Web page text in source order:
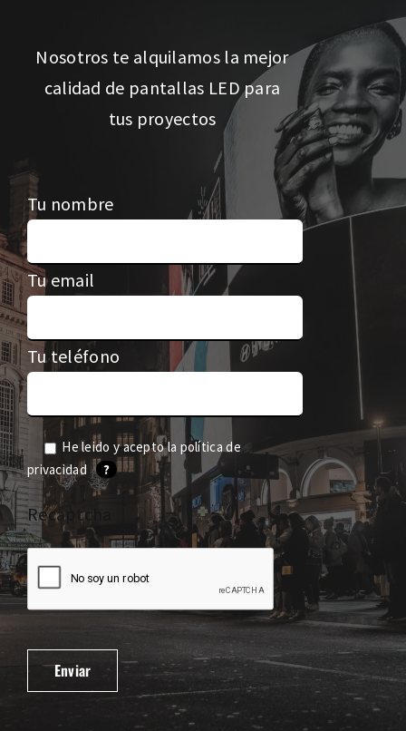
Nosotros te alquilamos la mejor
calidad de pantallas LED para
tus proyectos
Tu nombre
Tu email
Tu teléfono
He leido y acepto la política de
privacidad
?
Recaptcha